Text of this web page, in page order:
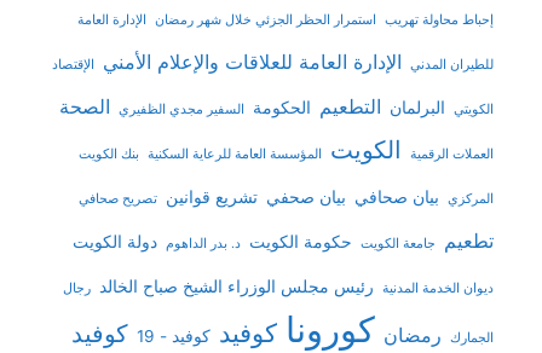
إحباط محاولة تهريب استمرار الحظر الجزئي خلال شهر رمضان الإدارة العامة
للطيران المدني الإدارة العامة للعلاقات والإعلام الأمني الإقتصاد
الكويتي البرلمان التطعيم الحكومة السفير مجدي الظفيري الصحة
العملات الرقمية الكويت المؤسسة العامة للرعاية السكنية بنك الكويت
المركزي بيان صحافي بيان صحفي تشريع قوانين تصريح صحافي
تطعيم جامعة الكويت حكومة الكويت د. بدر الداهوم دولة الكويت
ديوان الخدمة المدنية رئيس مجلس الوزراء الشيخ صباح الخالد رجال
الجمارك رمضان كورونا كوفيد كوفيد - 19
كوفيد